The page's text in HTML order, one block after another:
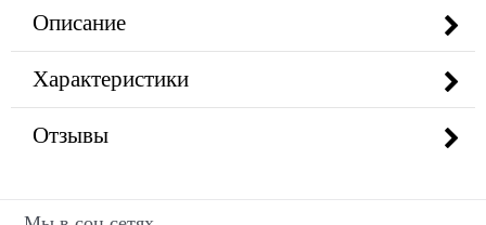
Описание
Характеристики
Отзывы